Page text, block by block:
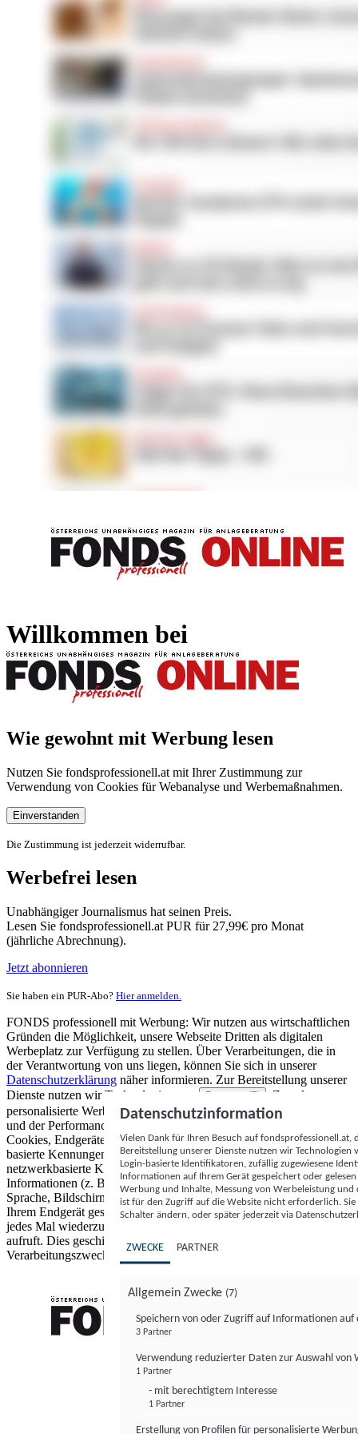
Willkommen bei
Wie gewohnt mit Werbung lesen
Nutzen Sie fondsprofessionell.at mit Ihrer Zustimmung zur
Verwendung von Cookies für Webanalyse und Werbemaßnahmen.
Einverstanden
Die Zustimmung ist jederzeit widerrufbar.
Werbefrei lesen
Unabhängiger Journalismus hat seinen Preis.
Lesen Sie fondsprofessionell.at PUR für 27,99€ pro Monat
(jährliche Abrechnung).
Jetzt abonnieren
Sie haben ein PUR-Abo? Hier anmelden.
FONDS professionell mit Werbung: Wir nutzen aus wirtschaftlichen
Gründen die Möglichkeit, unsere Webseite Dritten als digitalen
Werbeplatz zur Verfügung zu stellen. Über Verarbeitungen, die in
der Verantwortung von uns liegen, können Sie sich in unserer
Datenschutzerklärung näher informieren. Zur Bereitstellung unserer
Dienste nutzen wir Technologien von
Partnern (5)
. Zwecke:
personalisierte Werbung und Inhalte, Messung von Werbeleistung
und der Performance von Inhalten sowie Zielgruppenforschung.
Cookies, Endgeräte- oder ähnliche Online-Kennungen (z. B. login-
basierte Kennungen, zufällig generierte Kennungen,
netzwerkbasierte Kennungen) können zusammen mit anderen
Informationen (z. B. Browsertyp und Browserinformationen,
Sprache, Bildschirmgröße, unterstützte Technologien usw.) auf
Ihrem Endgerät gespeichert oder von dort ausgelesen werden, um es
jedes Mal wiederzuerkennen, wenn es eine App oder einer Webseite
aufruft. Dies geschieht für einen oder mehrere der hier aufgeführten
Verarbeitungszwecke.
Datenschutzinformation
Vielen Dank für Ihren Besuch auf
Bereitstellung unserer Dienste nutzen wir Technologien
Login-basierte Identifikatoren, zufällig zugewiesene
Informationen auf Ihrem Gerät gespeichert oder
Werbung und Inhalte, Messung von Werbeleistung
ist für den Zugriff auf die Website nicht erforderlich.
Schalter ändern, oder später jederzeit via
ZWECKE PARTNER
Allgemein Zwecke (7)
Speichern von oder Zugriff auf Informationen auf
3 Partner
Verwendung reduzierter Daten zur Auswahl von
1 Partner
- mit berechtigtem Interesse
1 Partner
Erstellung von Profilen für personalisierte
FONDS professionell